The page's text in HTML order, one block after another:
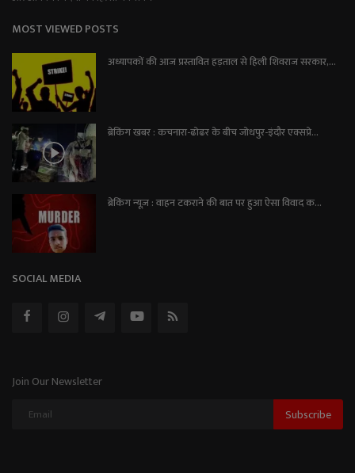
MOST VIEWED POSTS
अध्यापकों की आज प्रस्तावित हड़ताल से हिली शिवराज सरकार,...
ब्रेकिंग खबर : कचनारा-ढोढर के बीच जोधपुर-इंदौर एक्सप्रे...
ब्रेकिंग न्यूज़ : वाहन टकराने की बात पर हुआ ऐसा विवाद क...
SOCIAL MEDIA
Join Our Newsletter
Subscribe